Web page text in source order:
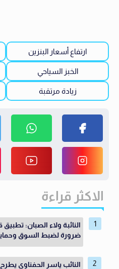
ارتفاع أسعار البنزين
الخبز السياحي
زيادة مرتقبة
الاكثر قراءة
النائبة ولاء الصبان:
ضرورة لضبط السوق
النائب ياسر الحفناوي